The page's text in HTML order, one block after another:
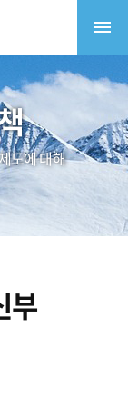
도에 대해
부